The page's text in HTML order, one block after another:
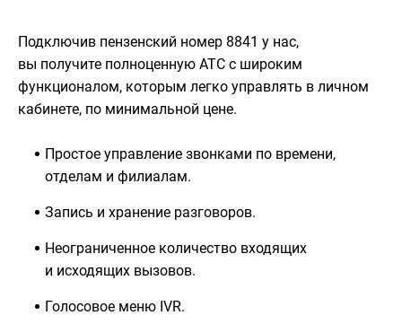
Подключив пензенский номер 8841 у нас,
вы получите полноценную АТС с широким
функционалом, которым легко управлять в личном
кабинете, по минимальной цене.
Простое управление звонками по времени,
отделам и филиалам.
Запись и хранение разговоров.
Неограниченное количество входящих
и исходящих вызовов.
Голосовое меню IVR.